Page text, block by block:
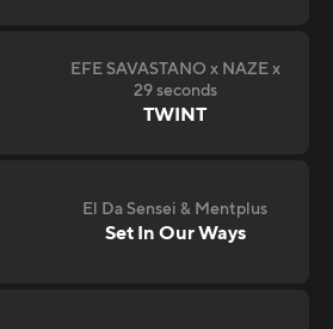
EFE SAVASTANO x NAZE x
29 seconds
TWINT
El Da Sensei & Mentplus
Set In Our Ways